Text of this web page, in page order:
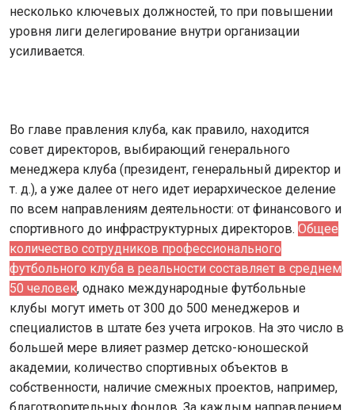
несколько ключевых должностей, то при повышении
уровня лиги делегирование внутри организации
усиливается.
Во главе правления клуба, как правило, находится
совет директоров, выбирающий генерального
менеджера клуба (президент, генеральный директор и
т. д.), а уже далее от него идет иерархическое деление
по всем направлениям деятельности: от финансового и
спортивного до инфраструктурных директоров. Общее
количество сотрудников профессионального
футбольного клуба в реальности составляет в среднем
50 человек, однако международные футбольные
клубы могут иметь от 300 до 500 менеджеров и
специалистов в штате без учета игроков. На это число в
большей мере влияет размер детско-юношеской
академии, количество спортивных объектов в
собственности, наличие смежных проектов, например,